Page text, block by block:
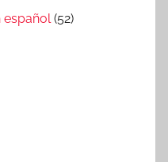
español(52)